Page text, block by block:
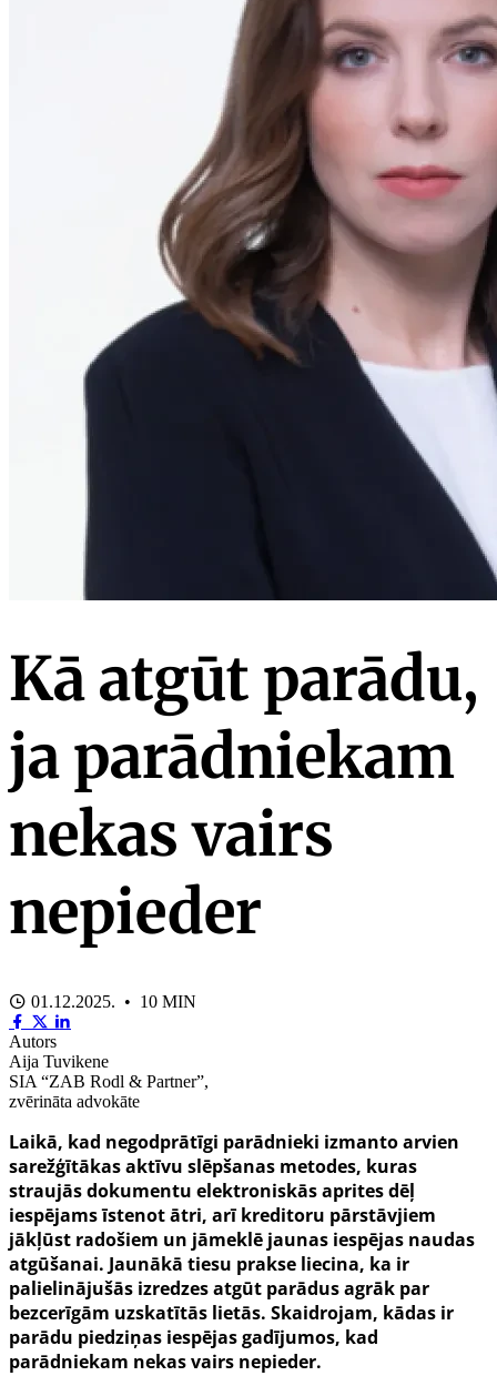
Kā atgūt parādu,
ja parādniekam
nekas vairs
nepieder
01.12.2025. • 10 MIN
Autors
Aija Tuvikene
SIA “ZAB Rodl & Partner”,
zvērināta advokāte
Laikā, kad negodprātīgi parādnieki izmanto arvien
sarežģītākas aktīvu slēpšanas metodes, kuras
straujās dokumentu elektroniskās aprites dēļ
iespējams īstenot ātri, arī kreditoru pārstāvjiem
jākļūst radošiem un jāmeklē jaunas iespējas naudas
atgūšanai. Jaunākā tiesu prakse liecina, ka ir
palielinājušās izredzes atgūt parādus agrāk par
bezcerīgām uzskatītās lietās. Skaidrojam, kādas ir
parādu piedziņas iespējas gadījumos, kad
parādniekam nekas vairs nepieder.